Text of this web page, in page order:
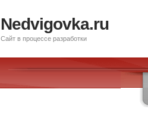
Nedvigovka.ru
Сайт в процессе разработки